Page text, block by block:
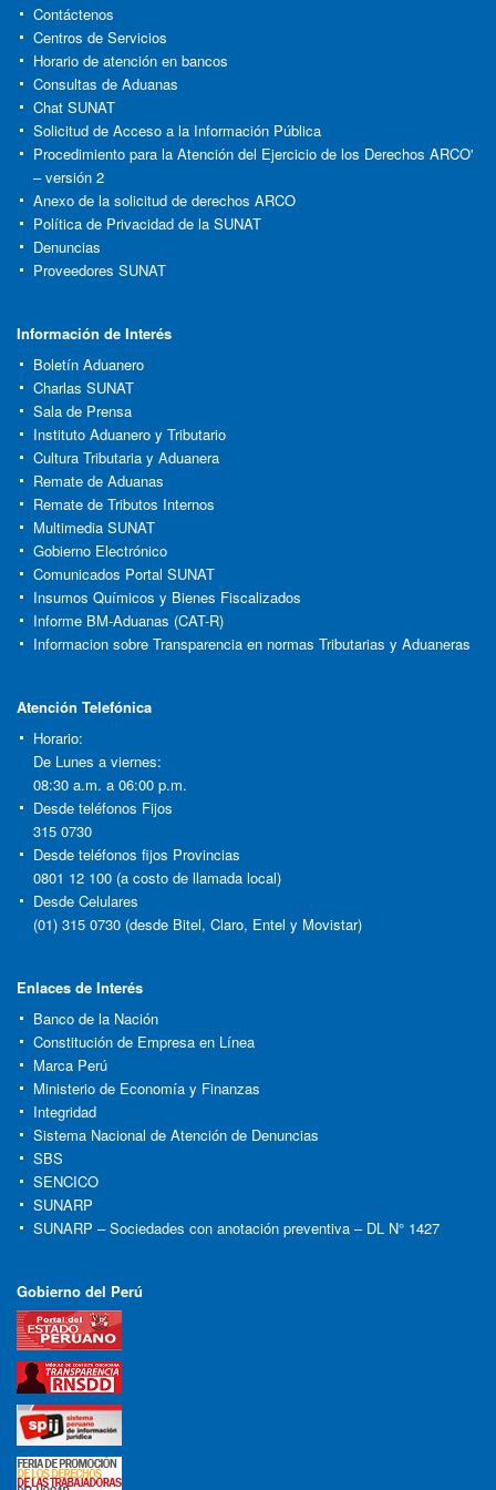
Contáctenos
Centros de Servicios
Horario de atención en bancos
Consultas de Aduanas
Chat SUNAT
Solicitud de Acceso a la Información Pública
Procedimiento para la Atención del Ejercicio de los Derechos ARCO'
– versión 2
Anexo de la solicitud de derechos ARCO
Política de Privacidad de la SUNAT
Denuncias
Proveedores SUNAT
Información de Interés
Boletín Aduanero
Charlas SUNAT
Sala de Prensa
Instituto Aduanero y Tributario
Cultura Tributaria y Aduanera
Remate de Aduanas
Remate de Tributos Internos
Multimedia SUNAT
Gobierno Electrónico
Comunicados Portal SUNAT
Insumos Químicos y Bienes Fiscalizados
Informe BM-Aduanas (CAT-R)
Informacion sobre Transparencia en normas Tributarias y Aduaneras
Atención Telefónica
Horario:
De Lunes a viernes:
08:30 a.m. a 06:00 p.m.
Desde teléfonos Fijos
315 0730
Desde teléfonos fijos Provincias
0801 12 100 (a costo de llamada local)
Desde Celulares
(01) 315 0730 (desde Bitel, Claro, Entel y Movistar)
Enlaces de Interés
Banco de la Nación
Constitución de Empresa en Línea
Marca Perú
Ministerio de Economía y Finanzas
Integridad
Sistema Nacional de Atención de Denuncias
SBS
SENCICO
SUNARP
SUNARP – Sociedades con anotación preventiva – DL N° 1427
Gobierno del Perú